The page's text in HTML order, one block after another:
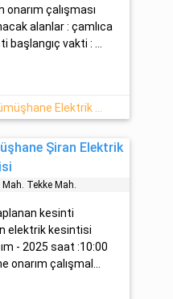
onarım çalışması
alanlar : çamlıca
vakti : ...
Şiran Elektrik
Tekke Mah.
kesinti
elektrik kesintisi
- 2025 saat :10:00
çalışmal...